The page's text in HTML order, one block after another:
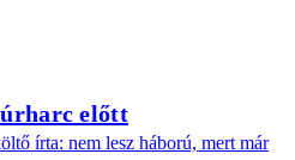
előtt
írta: nem lesz háború, mert már